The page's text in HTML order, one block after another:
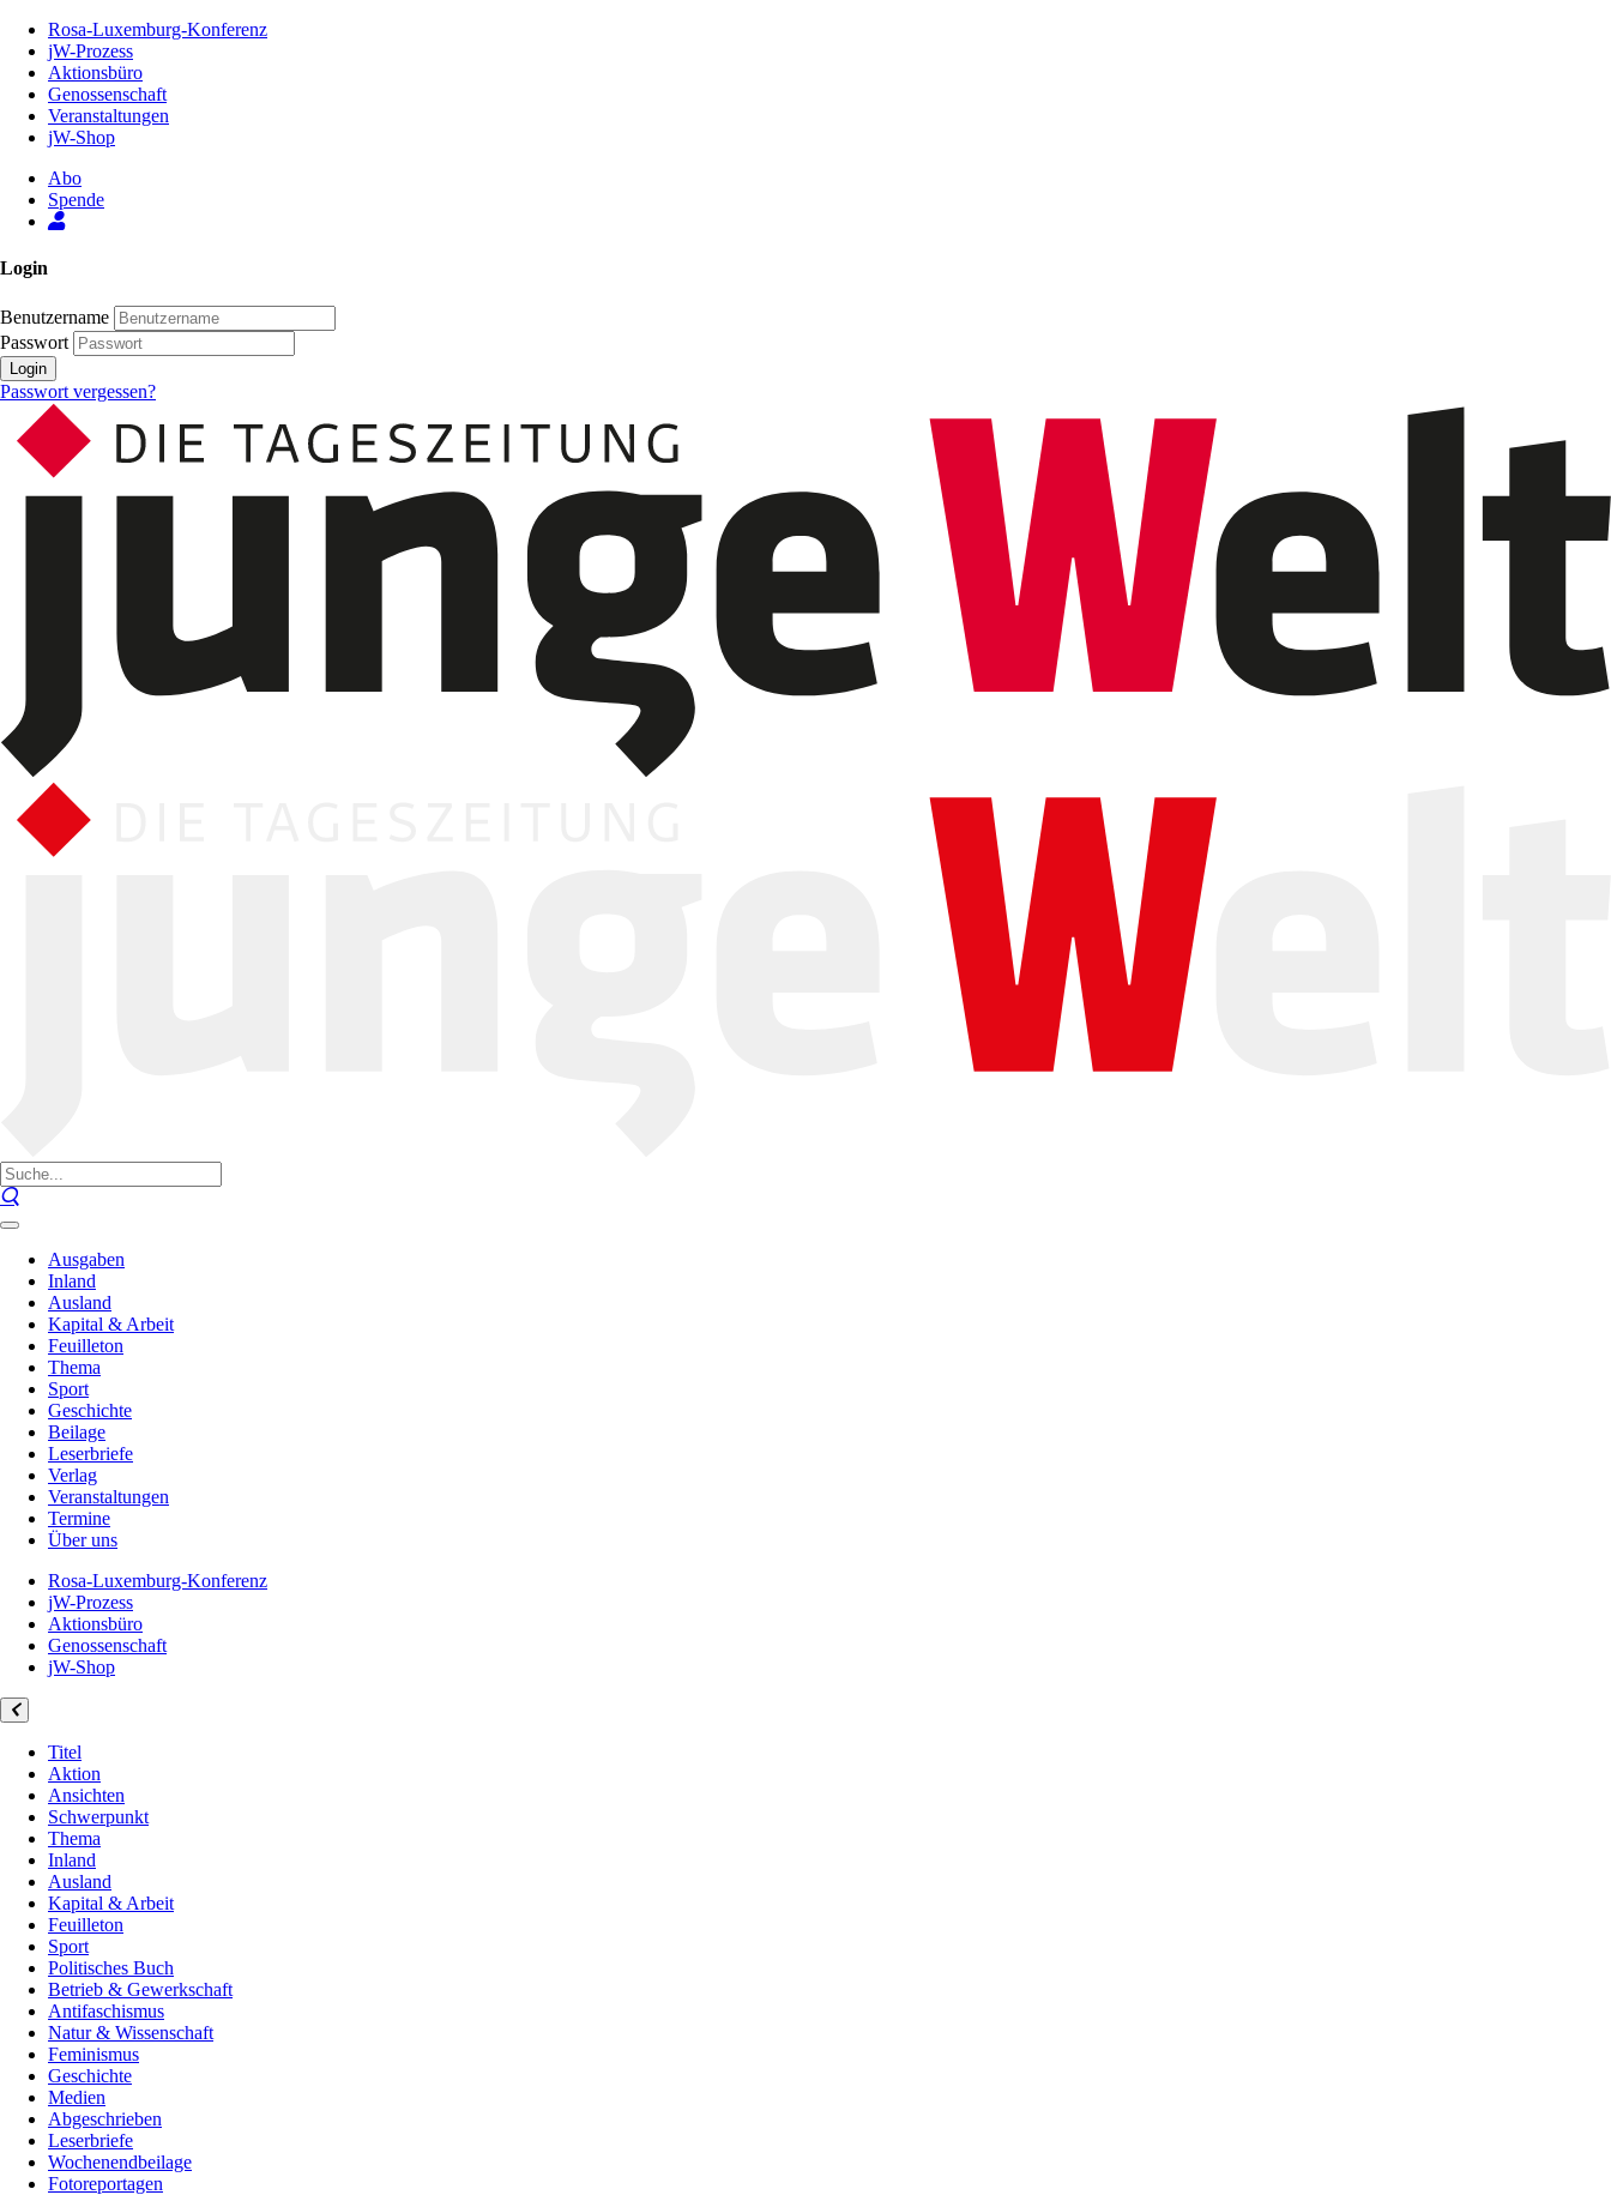
Inhalt
Seite
Rosa-Luxemburg-Konferenz
jW-Prozess
Aktionsbüro
Genossenschaft
Veranstaltungen
jW-Shop
Abo
Spende
Login
Benutzername
Passwort
Login
Passwort vergessen?
Ausgaben
Inland
Ausland
Kapital & Arbeit
Feuilleton
Thema
Sport
Geschichte
Beilage
Leserbriefe
Verlag
Veranstaltungen
Termine
Über uns
Rosa-Luxemburg-Konferenz
jW-Prozess
Aktionsbüro
Genossenschaft
jW-Shop
Titel
Aktion
Ansichten
Schwerpunkt
Thema
Inland
Ausland
Kapital & Arbeit
Feuilleton
Sport
Politisches Buch
Betrieb & Gewerkschaft
Antifaschismus
Natur & Wissenschaft
Feminismus
Geschichte
Medien
Abgeschrieben
Leserbriefe
Wochenendbeilage
Fotoreportagen